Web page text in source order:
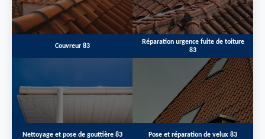
Couvreur 83
Réparation urgence fuite de toiture
83
Nettoyage et pose de gouttière 83 Pose et réparation de velux 83